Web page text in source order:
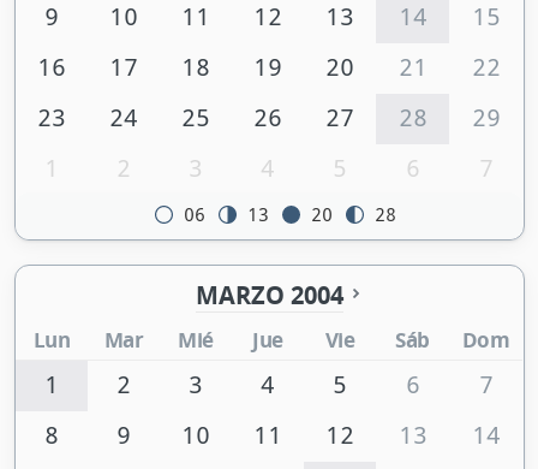
9
10 11 12 13 14
15
16
17 18 19 20 21
22
23
24 25 26 27 28
29
1
2 3 4 5 6 7
06 13 20 28
MARZO 2004
Lun Mar Mié Jue Vie Sáb Dom
1 2 3 4 5 6
7
8
9 10 11 12 13
14